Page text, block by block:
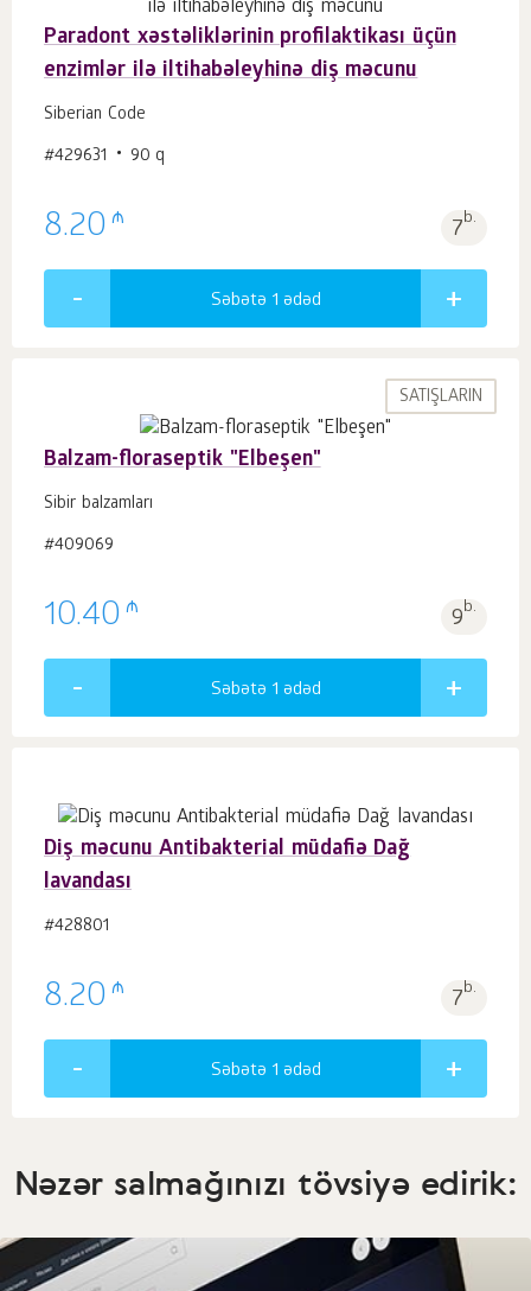
Paradont xəstəliklərinin profilaktikası üçün
enzimlər ilə iltihabəleyhinə diş məcunu
Siberian Code
#429631 90 q
8.20 ₼ 7b.
Səbətə 1 ədəd
SATIŞLARIN
Balzam-floraseptik "Elbeşen"
Sibir balzamları
#409069
10.40 ₼ 9b.
Səbətə 1 ədəd
Diş məcunu Antibakterial müdafiə Dağ
lavandası
#428801
8.20 ₼ 7b.
Səbətə 1 ədəd
Nəzər salmağınızı tövsiyə edirik: